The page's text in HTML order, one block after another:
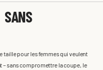
taille pour les femmes qui veulent
sans compromettre la coupe, le